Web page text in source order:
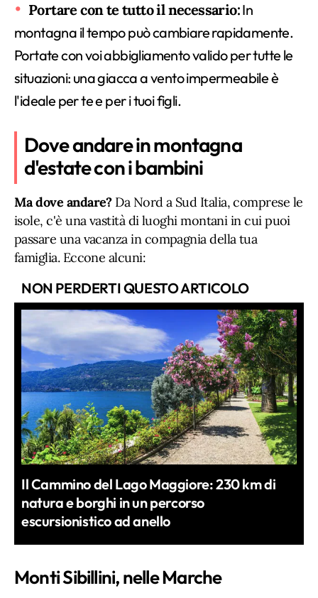
Portare con te tutto il necessario:In
montagna il tempo può cambiare rapidamente.
Portate con voi abbigliamento valido per tutte le
situazioni: una giacca a vento impermeabile è
l'ideale per te e per i tuoi figli.
Dove andare in montagna
d'estate con i bambini
Ma dove andare?Da Nord a Sud Italia, comprese le
isole, c'è una vastità di luoghi montani in cui puoi
passare una vacanza in compagnia della tua
famiglia. Eccone alcuni:
NON PERDERTI QUESTO ARTICOLO
Il Cammino del Lago Maggiore: 230 km di
natura e borghi in un percorso
escursionistico ad anello
Monti Sibillini, nelle Marche